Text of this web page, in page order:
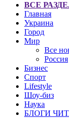
ВСЕ
Главная
Украина
Город
Мир
Все
Россия
Бизнес
Спорт
Lifestyle
Шоу-биз
Наука
БЛОГИ